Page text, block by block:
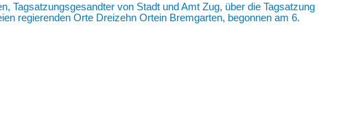
Tagsatzungsgesandter von Stadt und Amt Zug, über die Tagsatzung
regierenden Orte Dreizehn Ortein Bremgarten, begonnen am 6.